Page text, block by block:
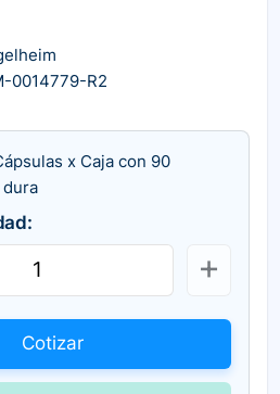
0014779-R2
x Caja con 90
Cotizar